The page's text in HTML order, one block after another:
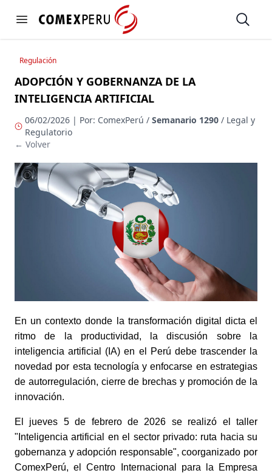
Open menu
https://www.comexperu.org.pe Open
Regulación
ADOPCIÓN Y GOBERNANZA DE LA
INTELIGENCIA ARTIFICIAL
06/02/2026 | Por: ComexPerú /Semanario 1290 / Legal y
Regulatorio
← Volver
En un contexto donde la transformación digital dicta el
ritmo de la productividad, la discusión sobre la
inteligencia artificial (IA) en el Perú debe trascender la
novedad por esta tecnología y enfocarse en estrategias
de autorregulación, cierre de brechas y promoción de la
innovación.
El jueves 5 de febrero de 2026 se realizó el taller
"Inteligencia artificial en el sector privado: ruta hacia su
gobernanza y adopción responsable", coorganizado por
ComexPerú, el Centro Internacional para la Empresa